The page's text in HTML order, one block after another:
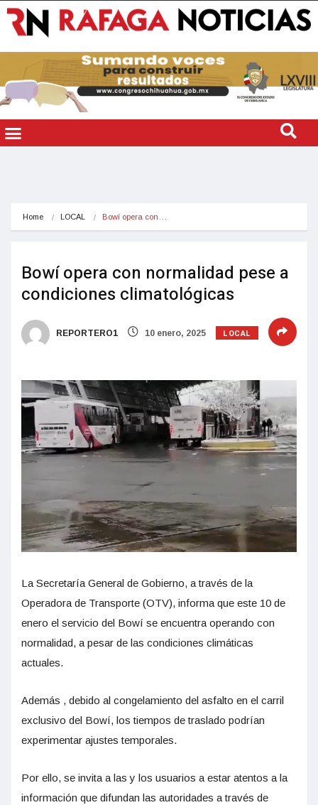
Home LOCAL Bowí opera con…
Bowí opera con normalidad pese a
condiciones climatológicas
REPORTERO1 10 enero, 2025 LOCAL
La Secretaría General de Gobierno, a través de la
Operadora de Transporte (OTV), informa que este 10 de
enero el servicio del Bowí se encuentra operando con
normalidad, a pesar de las condiciones climáticas
actuales.
Además , debido al congelamiento del asfalto en el carril
exclusivo del Bowí, los tiempos de traslado podrían
experimentar ajustes temporales.
Por ello, se invita a las y los usuarios a estar atentos a la
información que difundan las autoridades a través de